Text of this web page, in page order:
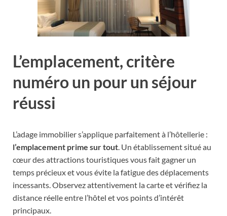
L’emplacement, critère
numéro un pour un séjour
réussi
L’adage immobilier s’applique parfaitement à l’hôtellerie :
l’emplacement prime sur tout. Un établissement situé au
cœur des attractions touristiques vous fait gagner un
temps précieux et vous évite la fatigue des déplacements
incessants. Observez attentivement la carte et vérifiez la
distance réelle entre l’hôtel et vos points d’intérêt
principaux.